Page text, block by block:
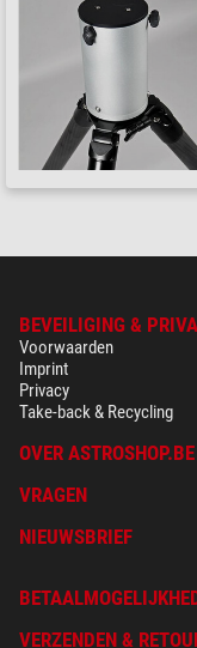
BEVEILIGING &
Voorwaarden
Imprint
Privacy
Take-back & Recycling
OVER ASTROSHOP.BE
VRAGEN
NIEUWSBRIEF
VERZENDEN &